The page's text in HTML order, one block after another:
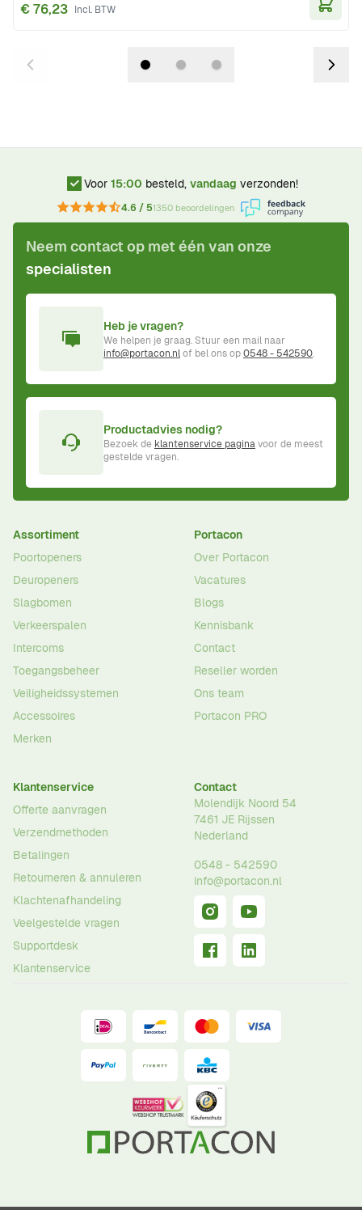
€ 76,23
Voor 15:00 besteld, vandaag verzonden!
4.6 / 51350 beoordelingen
Neem contact op met één van onze
specialisten
Heb je vragen?
We helpen je graag. Stuur een mail naar
info@portacon.nlof bel ons op0548 - 542590.
Productadvies nodig?
Bezoek de klantenservice paginavoor de meest
gestelde vragen.
Assortiment
Poortopeners
Deuropeners
Slagbomen
Verkeerspalen
Intercoms
Toegangsbeheer
Veiligheidssystemen
Accessoires
Merken
Portacon
Over Portacon
Vacatures
Blogs
Kennisbank
Contact
Reseller worden
Ons team
Portacon PRO
Klantenservice
Offerte aanvragen
Verzendmethoden
Betalingen
Retourneren & annuleren
Klachtenafhandeling
Veelgestelde vragen
Supportdesk
Klantenservice
Contact
Molendijk Noord 54
7461 JE Rijssen
Nederland
0548 - 542590
info@portacon.nl